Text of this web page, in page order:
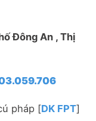
Đông An , Thị
pháp [DK FPT]